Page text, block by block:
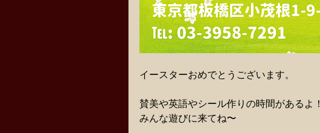
イースターおめでとうございます。
賛美や英語やシール作りの時間があるよ！
みんな遊びに来てね〜